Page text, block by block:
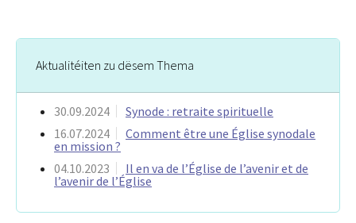
Aktualitéiten zu dësem Thema
30.09.2024
Synode : retraite spirituelle
16.07.2024
Comment être une Église synodale
en mission ?
04.10.2023
Il en va de l’Église de l’avenir et de
l’avenir de l’Église